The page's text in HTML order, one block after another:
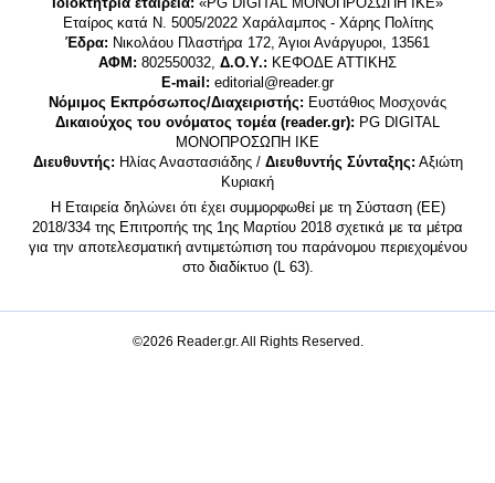
Εταίρος κατά Ν. 5005/2022 Χαράλαμπος - Χάρης Πολίτης
Έδρα: Νικολάου Πλαστήρα 172, Άγιοι Ανάργυροι, 13561
ΑΦΜ: 802550032, Δ.Ο.Υ.: ΚΕΦΟΔΕ ΑΤΤΙΚΗΣ
E-mail: editorial@reader.gr
Νόμιμος Εκπρόσωπος/Διαχειριστής: Ευστάθιος Μοσχονάς
Δικαιούχος του ονόματος τομέα (reader.gr): PG DIGITAL
MONΟΠΡΟΣΩΠΗ ΙΚΕ
Διευθυντής: Ηλίας Αναστασιάδης / Διευθυντής Σύνταξης: Αξιώτη
Κυριακή
Η Εταιρεία δηλώνει ότι έχει συμμορφωθεί με τη Σύσταση (ΕΕ)
2018/334 της Επιτροπής της 1ης Μαρτίου 2018 σχετικά με τα μέτρα
για την αποτελεσματική αντιμετώπιση του παράνομου περιεχομένου
στο διαδίκτυο (L 63).
©2026 Reader.gr. All Rights Reserved.